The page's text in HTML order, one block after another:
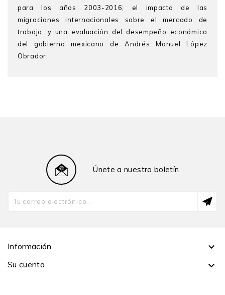
para los años 2003-2016; el impacto de las
migraciones internacionales sobre el mercado de
trabajo; y una evaluación del desempeño económico
del gobierno mexicano de Andrés Manuel López
Obrador.
Waldo Mendoza Bellido
en el Departamento de Economía de la PUCP.
Actualmente es también vicepresidente del Consejo
Directivo de la SUNEDU y miembro del Consejo
Departamento de Economía de la PUCP y viceministro
Únete a nuestro boletín
Información 
Su cuenta 